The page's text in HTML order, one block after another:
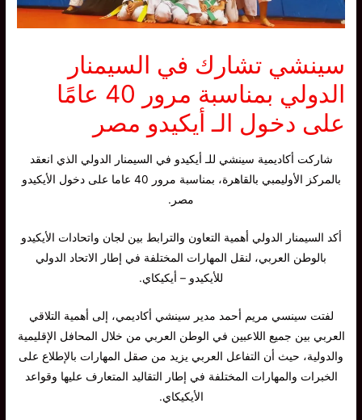
سينشي تشارك في السيمنار
الدولي بمناسبة مرور 40 عامًا
على دخول الـ أيكيدو مصر
شاركت أكاديمية سينشي للـ أيكيدو في السيمنار الدولي الذي انعقد
بالمركز الأوليمبي بالقاهرة، بمناسبة مرور 40 عاما على دخول الأيكيدو
مصر.
أكد السيمنار الدولي أهمية التعاون والترابط بين لجان واتحادات الأيكيدو
بالوطن العربي، لنقل المهارات المختلفة في إطار الاتحاد الدولي
للأيكيدو – أيكيكاي.
لفتت سينسي مريم أحمد مدير سينشي أكاديمي، إلى أهمية التلاقي
العربي بين جميع اللاعبين في الوطن العربي من خلال المحافل الإقليمية
والدولية، حيث أن التفاعل العربي يزيد من صقل المهارات بالإطلاع على
الخبرات والمهارات المختلفة في إطار التقاليد المتعارف عليها وقواعد
الأيكيكاي.